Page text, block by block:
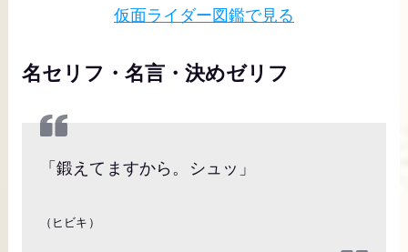
仮面ライダー図鑑で見る
名セリフ・名言・決めゼリフ
「鍛えてますから。シュッ」
（ヒビキ）